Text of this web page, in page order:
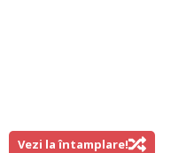
Vezi la întamplare!